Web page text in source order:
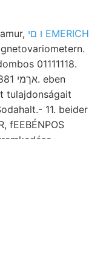
ו םי EMERICH
01111118.
tulajdonságait
11. beider
fEEBÉNPOS